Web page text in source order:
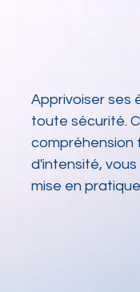
Apprivoiser ses
toute sécurité.
compréhension
d'intensité,
mise en